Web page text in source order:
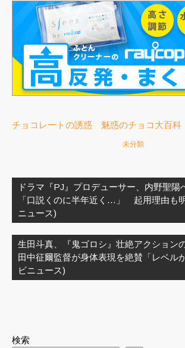
チョコレートの誘惑 魅惑のチョコ大百科
未分類
稿
ナ
ビ
ゲ
ー
シ
ョ
ン
ドラマ『PJ』プロデューサー、内野聖陽
「口説くのに半年近く…」 起用理由も
ニュース)
生田斗真、『鬼ゴロシ』壮絶アクション
田中征爾監督が身体表現を絶賛「レベル
ビニュース)
検索